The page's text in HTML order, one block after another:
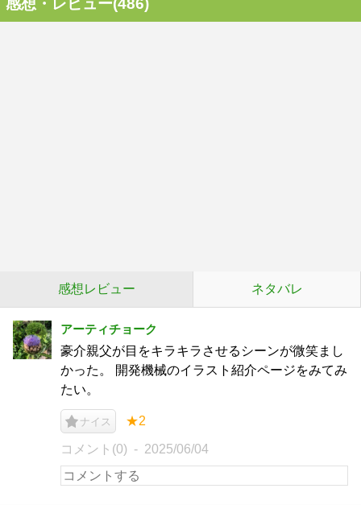
感想・レビュー(486)
感想レビュー ネタバレ
アーティチョーク
豪介親父が目をキラキラさせるシーンが微笑まし
かった。 開発機械のイラスト紹介ページをみてみ
たい。
ナイス ★2
コメント(0) 2025/06/04